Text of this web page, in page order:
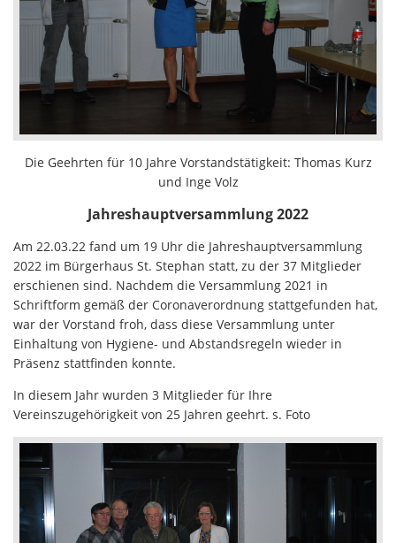
Die Geehrten für 10 Jahre Vorstandstätigkeit: Thomas Kurz
und Inge Volz
Jahreshauptversammlung 2022
Am 22.03.22 fand um 19 Uhr die Jahreshauptversammlung
2022 im Bürgerhaus St. Stephan statt, zu der 37 Mitglieder
erschienen sind. Nachdem die Versammlung 2021 in
Schriftform gemäß der Coronaverordnung stattgefunden hat,
war der Vorstand froh, dass diese Versammlung unter
Einhaltung von Hygiene- und Abstandsregeln wieder in
Präsenz stattfinden konnte.
In diesem Jahr wurden 3 Mitglieder für Ihre
Vereinszugehörigkeit von 25 Jahren geehrt. s. Foto